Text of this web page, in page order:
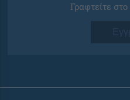
Γραφτείτε